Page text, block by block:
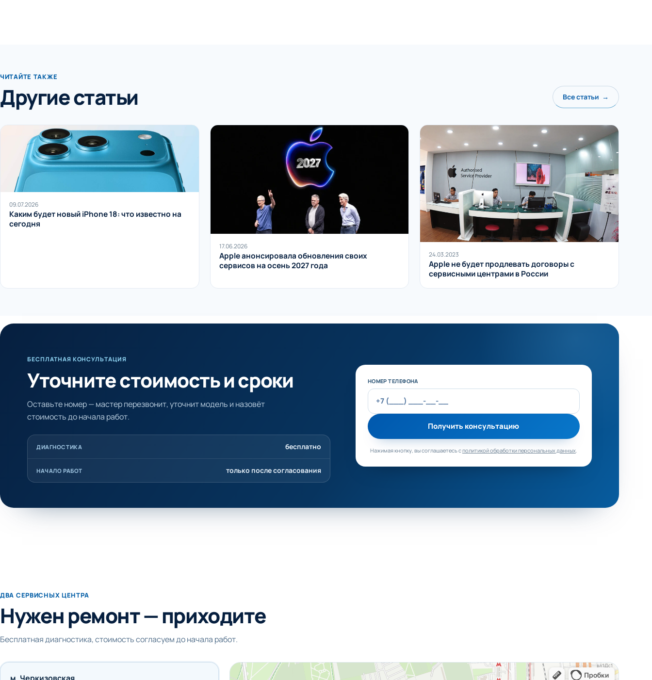
ЧИТАЙТЕ ТАКЖЕ
Другие статьи Все статьи →
09.07.2026
Каким будет новый iPhone 18: что известно на
сегодня
17.06.2026
Apple анонсировала обновления своих
сервисов на осень 2027 года
24.03.2023
Apple не будет продлевать договоры с
сервисными центрами в России
БЕСПЛАТНАЯ КОНСУЛЬТАЦИЯ
Уточните стоимость и сроки
Оставьте номер — мастер перезвонит, уточнит модель и назовёт
стоимость до начала работ.
ДИАГНОСТИКА бесплатно
НАЧАЛО РАБОТ только после согласования
Не заполняйте это поле
НОМЕР ТЕЛЕФОНА
Получить консультацию
Нажимая кнопку, вы соглашаетесь сполитикой обработки персональных данных.
ДВА СЕРВИСНЫХ ЦЕНТРА
Нужен ремонт — приходите
Бесплатная диагностика, стоимость согласуем до начала работ.